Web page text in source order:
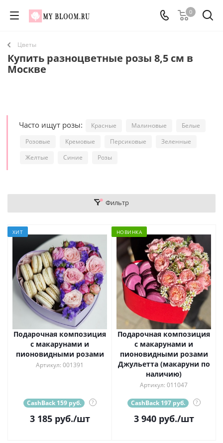
0
Цветы
Купить разноцветные розы 8,5 см в
Москве
Часто ищут розы: Красные Малиновые
Белые
Розовые
Кремовые Персиковые
Зеленные
Желтые
Синие Розы
Фильтр
ХИТ
Подарочная композиция
с макарунами и
пионовидными розами
Артикул: 001391
CashBack 159 руб. ?
3 185руб./шт
НОВИНКА
Подарочная композиция
с макарунами и
пионовидными розами
Джульетта (макаруни по
наличию)
Артикул: 011047
CashBack 197 руб. ?
3 940руб./шт